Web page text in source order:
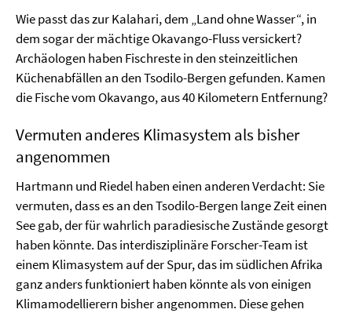
Wie passt das zur Kalahari, dem „Land ohne Wasser“, in
dem sogar der mächtige Okavango-Fluss versickert?
Archäologen haben Fischreste in den steinzeitlichen
Küchenabfällen an den Tsodilo-Bergen gefunden. Kamen
die Fische vom Okavango, aus 40 Kilometern Entfernung?
Vermuten anderes Klimasystem als bisher
angenommen
Hartmann und Riedel haben einen anderen Verdacht: Sie
vermuten, dass es an den Tsodilo-Bergen lange Zeit einen
See gab, der für wahrlich paradiesische Zustände gesorgt
haben könnte. Das interdisziplinäre Forscher-Team ist
einem Klimasystem auf der Spur, das im südlichen Afrika
ganz anders funktioniert haben könnte als von einigen
Klimamodellierern bisher angenommen. Diese gehen